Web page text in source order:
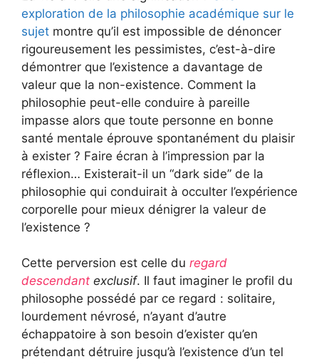
exploration de la philosophie académique sur le
sujet montre qu’il est impossible de dénoncer
rigoureusement les pessimistes, c’est-à-dire
démontrer que l’existence a davantage de
valeur que la non-existence. Comment la
philosophie peut-elle conduire à pareille
impasse alors que toute personne en bonne
santé mentale éprouve spontanément du plaisir
à exister ? Faire écran à l’impression par la
réflexion… Existerait-il un “dark side” de la
philosophie qui conduirait à occulter l’expérience
corporelle pour mieux dénigrer la valeur de
l’existence ?
Cette perversion est celle du regard
descendant exclusif. Il faut imaginer le profil du
philosophe possédé par ce regard : solitaire,
lourdement névrosé, n’ayant d’autre
échappatoire à son besoin d’exister qu’en
prétendant détruire jusqu’à l’existence d’un tel